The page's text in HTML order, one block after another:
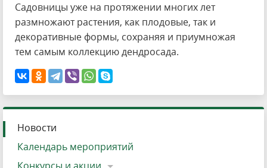
Садовницы уже на протяжении многих лет
размножают растения, как плодовые, так и
декоративные формы, сохраняя и приумножая
тем самым коллекцию дендросада.
Новости
Календарь мероприятий